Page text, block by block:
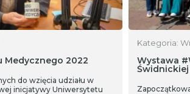
Medycznego 2022
do wzięcia udziału w
inicjatywy Uniwersytetu
Kategoria:
Wystawa
Świdnickiej